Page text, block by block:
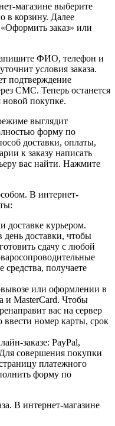
магазине выберите
в корзину. Далее
заказ» или
ФИО, телефон и
условия заказа.
подтверждение
СМС. Теперь останется
новой покупке.
выглядит
форму по
доставки, оплаты,
к заказу написать
вас найти. Нажмите
В интернет-
доставке курьером.
день доставки, чтобы
сдачу с любой
получаете
или оформлении в
и MasterCard. Чтобы
вас на сервер
номер карты, срок
заказе: PayPal,
совершения покупки
платежного
форму по
В интернет-магазине